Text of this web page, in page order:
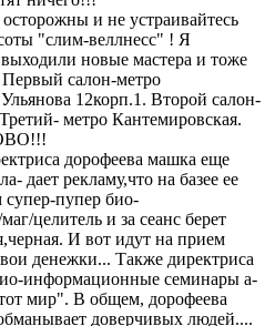
и не устраивайтесь
"слим-веллнесс" ! Я
новые мастера и тоже
салон-метро
12корп.1. Второй салон-
метро Кантемировская.
дорофеева машка еще
дает рекламу,что на базее ее
супер-пупер био-
целитель и за сеанс берет
И вот идут на прием
денежки... Также директриса
информационные семинары а-
мир". В общем, дорофеева
доверчивых людей....